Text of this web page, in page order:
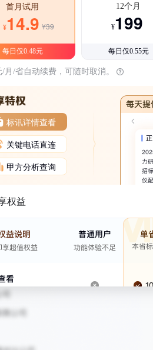
首月试用
¥14.9 ¥39
每日仅0.48元
12个月
¥199
每日仅0.55元
/月/省自动续费，可随时取消。
标讯详情查看
关键电话直连
甲方分析查询
权益